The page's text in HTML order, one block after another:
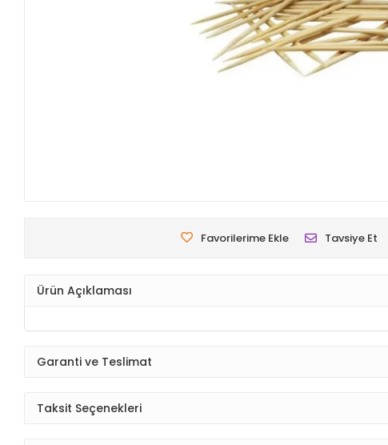
Favorilerime Ekle Tavsiye Et
Ürün Açıklaması
Garanti ve Teslimat
Taksit Seçenekleri